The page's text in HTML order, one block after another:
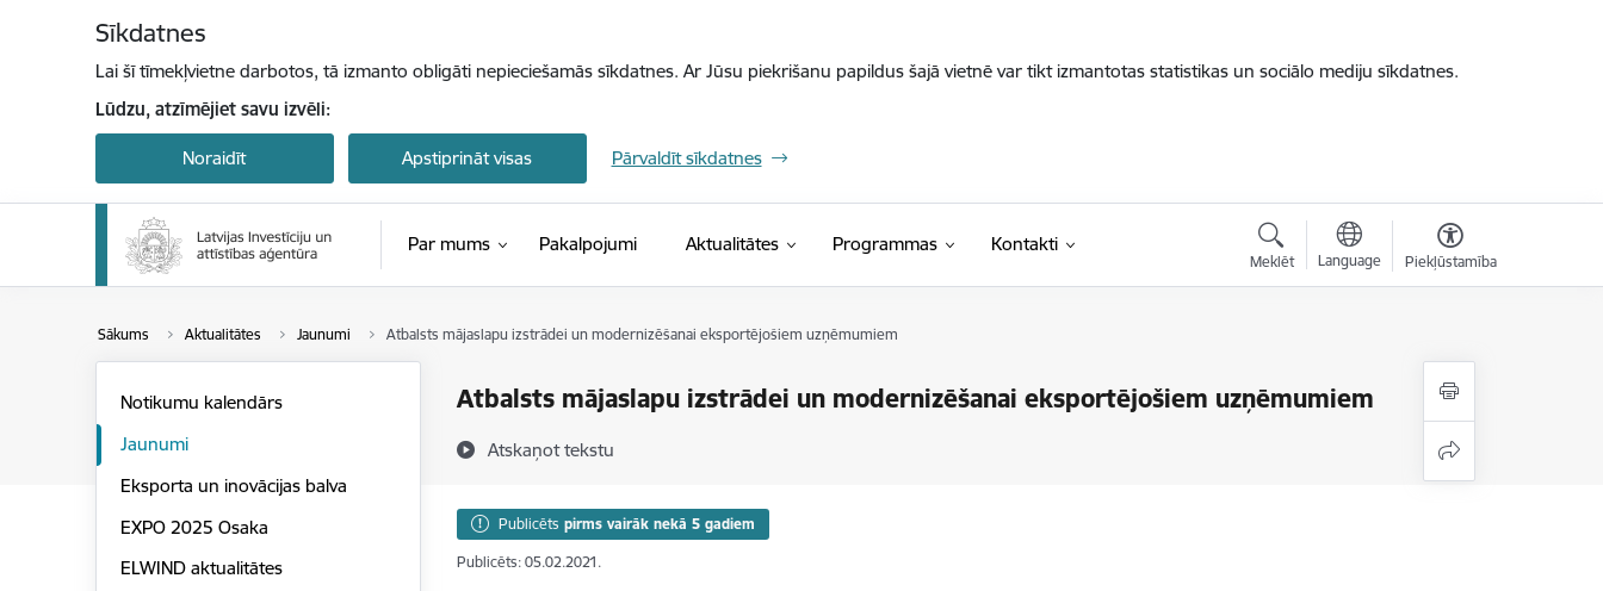
Sīkdatnes
Lai šī tīmekļvietne darbotos, tā izmanto obligāti nepieciešamās sīkdatnes. Ar Jūsu piekrišanu papildus šajā vietnē var tikt izmantotas statistikas un sociālo mediju sīkdatnes.
Lūdzu, atzīmējiet savu izvēli:
Noraidīt Apstiprināt visas Pārvaldīt sīkdatnes
Par mums Pakalpojumi Aktualitātes Programmas Kontakti
Meklēt Language Piekļūstamība
Sākums Aktualitātes Jaunumi Atbalsts mājaslapu izstrādei un modernizēšanai eksportējošiem uzņēmumiem
Atbalsts mājaslapu izstrādei un modernizēšanai eksportējošiem uzņēmumiem
Atskaņot tekstu
Notikumu kalendārs
Jaunumi
Eksporta un inovācijas balva
EXPO 2025 Osaka
ELWIND aktualitātes
Publicēts pirms vairāk nekā 5 gadiem
Publicēts: 05.02.2021.